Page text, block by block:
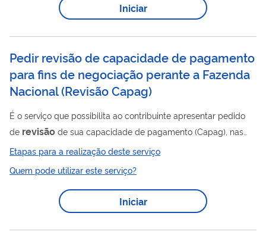
Iniciar
Pedir revisão de capacidade de pagamento
para fins de negociação perante a Fazenda
Nacional(Revisão Capag)
É o serviço que possibilita ao contribuinte apresentar pedido
de revisão de sua capacidade de pagamento (Capag), nas
situações em que discordar da classificação estimada pela
PGFN ou dos valores utilizados no cálculo. O prazo para
apresentar o pedido é de 30 dias contados da data em que
teve ciência da sua capacidade de pagamento, da qual
pretende revisar. Importante! A Capacidade de Pagamento
representa o quanto a PGFN espera...
Etapas para a realização deste serviço
Quem pode utilizar este serviço?
Iniciar